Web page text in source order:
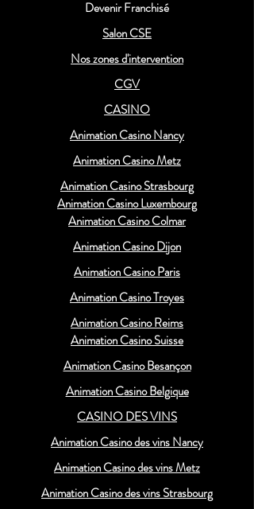
Devenir Franchisé
Salon CSE
Nos zones d'intervention
CGV
CASINO
Animation Casino Nancy
Animation Casino Metz
Animation Casino Strasbourg
Animation Casino Luxembourg
Animation Casino Colmar
Animation Casino Dijon
Animation Casino Paris
Animation Casino Troyes
Animation Casino Reims
Animation Casino Suisse
Animation Casino Besançon
Animation Casino Belgique
CASINO DES VINS
Animation Casino des vins Nancy
Animation Casino des vins Metz
Animation Casino des vins Strasbourg